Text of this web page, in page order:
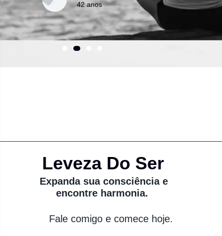
42 anos
Leveza Do Ser
Expanda sua consciência e
encontre harmonia.
Fale comigo e comece hoje.